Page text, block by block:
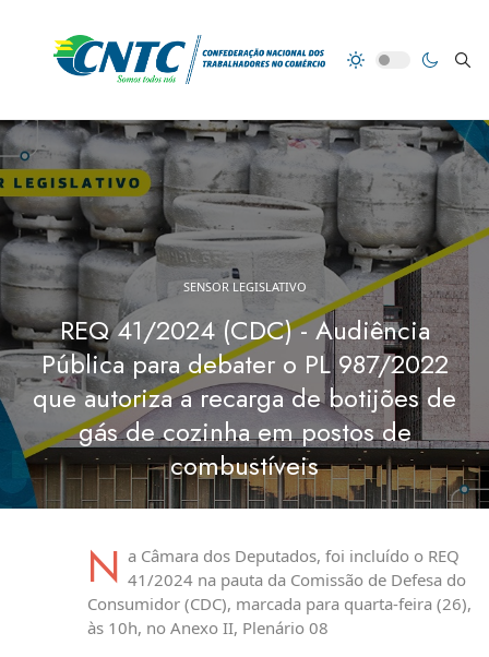
SENSOR LEGISLATIVO
REQ 41/2024 (CDC) - Audiência
Pública para debater o PL 987/2022
que autoriza a recarga de botijões de
gás de cozinha em postos de
combustíveis
N a Câmara dos Deputados, foi incluído o REQ
41/2024 na pauta da Comissão de Defesa do
Consumidor (CDC), marcada para quarta-feira (26),
às 10h, no Anexo II, Plenário 08